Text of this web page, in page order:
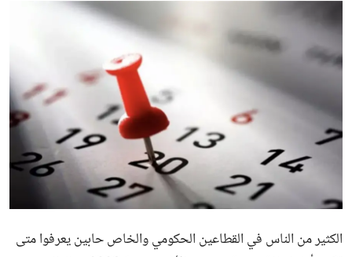
مال وأعمال
تقنية
منوعات
الكثير من الناس في القطاعين الحكومي والخاص حابين يعرفوا متى